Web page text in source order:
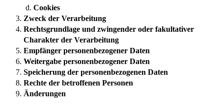
Cookies
Zweck der Verarbeitung
Rechtsgrundlage und zwingender oder fakultativer
Charakter der Verarbeitung
Empfänger personenbezogener Daten
Weitergabe personenbezogener Daten
Speicherung der personenbezogenen Daten
Rechte der betroffenen Personen
Änderungen